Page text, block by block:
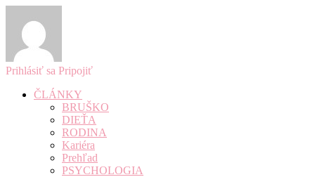
Prihlásiť sa Pripojiť
ČLÁNKY
BRUŠKO
DIEŤA
RODINA
Kariéra
Prehľad
PSYCHOLOGIA